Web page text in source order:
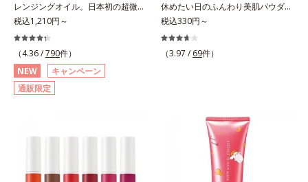
レンジングオイル。日本初の超微粒
子技術(*1)が毛穴奥の微細な汚れに
アプローチ。圧倒的な洗浄力と毛穴
悩みに着目したクレンジングオイル
です。日本初・超微粒子技術(*1)
で、さっと塗り広げるだけで濃いメ
イクはもちろん毛穴悩みも取り去
ンジング(*2)をご用意しました。ポ
税込1,210円～
（4.36 /790件）
NEW
キャンペーン
通販限定
休めたい日のふんわり美肌パウダ
ー。ふんわり美肌が叶う、うるおい
パウダーです。3色の光を操るパウ
ダーがツヤと透明感を演出。ソフト
ちり・ホコリ、紫外線などの外的刺
激から肌をガードします。スキンケ
ア後にこれひとつでライトメイク効
果。クレンジング不要で、紫外線吸
収剤やグリセリン、パラベンもフリ
税込330円～
（3.97 / 69件）